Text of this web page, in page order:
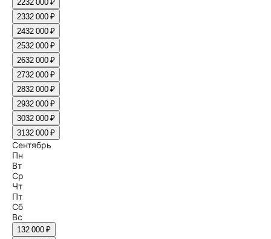
2232 000 ₽
2332 000 ₽
2432 000 ₽
2532 000 ₽
2632 000 ₽
2732 000 ₽
2832 000 ₽
2932 000 ₽
3032 000 ₽
3132 000 ₽
Сентябрь
Пн
Вт
Ср
Чт
Пт
Сб
Вс
132 000 ₽